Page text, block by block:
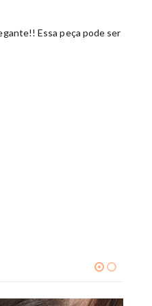
Essa peça pode ser